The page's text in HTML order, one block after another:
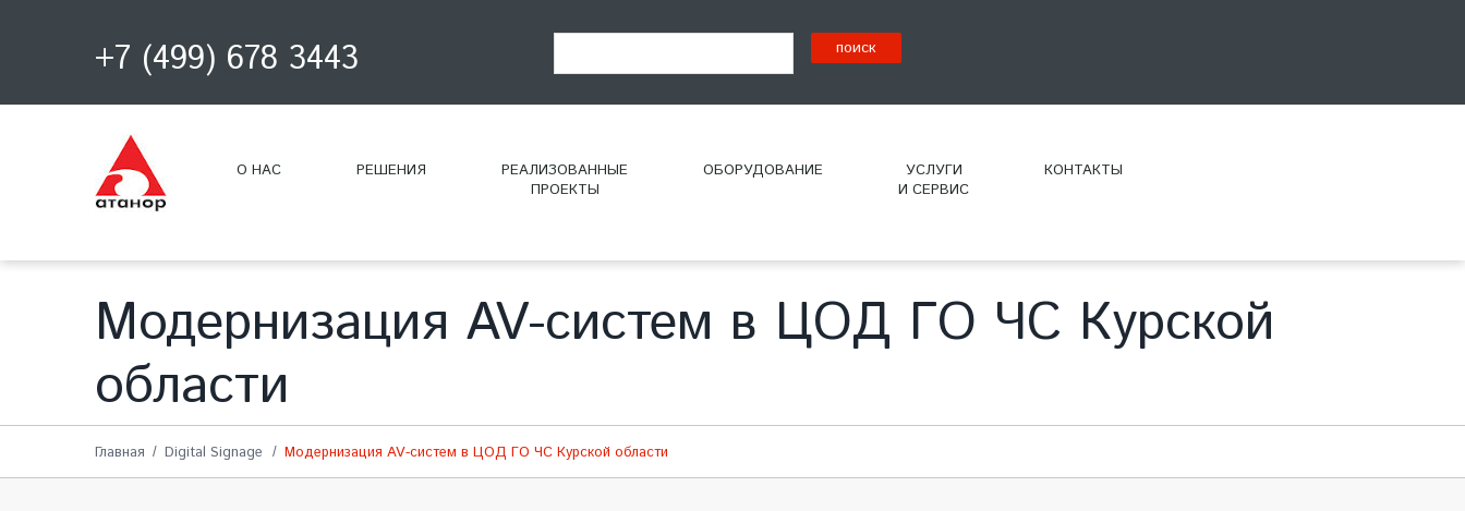
+7 (499) 678 3443
О НАС РЕШЕНИЯ
РЕАЛИЗОВАННЫЕ
ПРОЕКТЫ
ОБОРУДОВАНИЕ
УСЛУГИ
И СЕРВИС
КОНТАКТЫ
Модернизация AV-систем в ЦОД ГО ЧС Курской
области
Главная Digital Signage Модернизация AV-систем в ЦОД ГО ЧС Курской области